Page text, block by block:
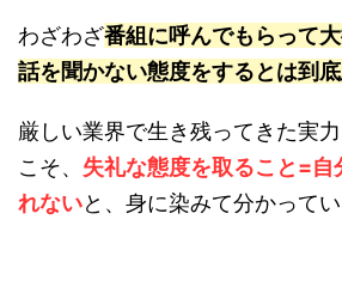
わざわざ番組に呼んでもらって大
話を聞かない態度をするとは到底
厳しい業界で生き残ってきた実
こそ、 失礼な態度を取ること=自
れないと、身に染みて分かってい